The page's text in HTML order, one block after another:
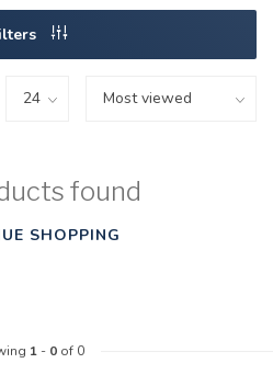
found
SHOPPING
1- 0of 0